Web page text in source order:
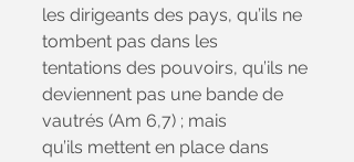
les dirigeants des pays, qu’ils ne
tombent pas dans les
tentations des pouvoirs, qu’ils ne
deviennent pas une bande de
vautrés (Am 6,7) ; mais
qu’ils mettent en place dans